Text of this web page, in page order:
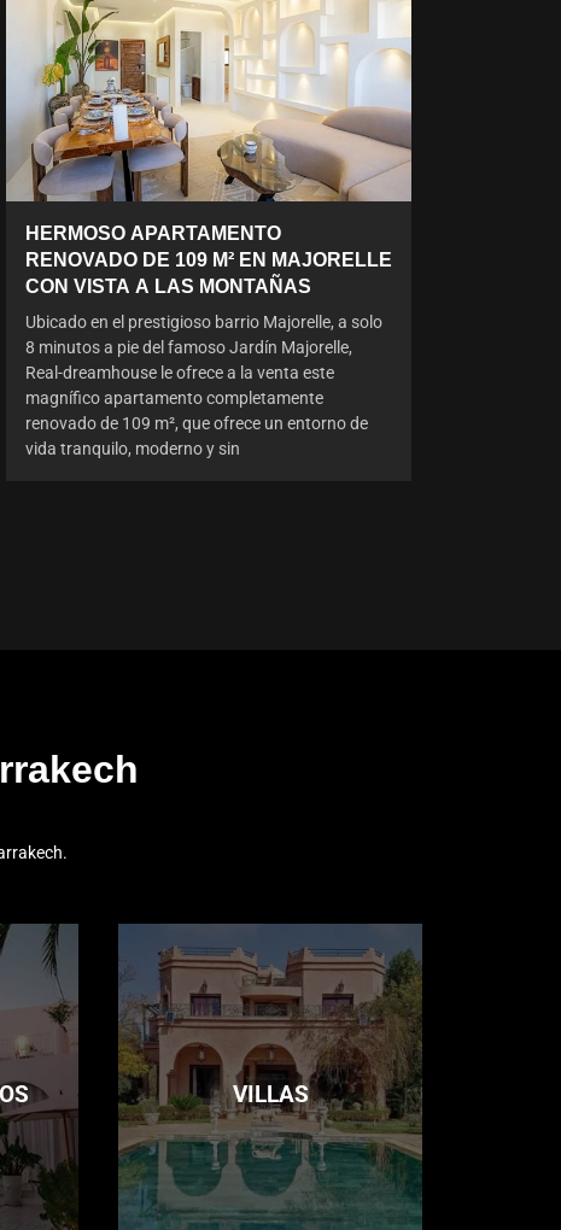
HERMOSO APARTAMENTO
RENOVADO DE 109 M² EN MAJORELLE
CON VISTA A LAS MONTAÑAS
Ubicado en el prestigioso barrio Majorelle, a solo
8 minutos a pie del famoso Jardín Majorelle,
Real-dreamhouse le ofrece a la venta este
magnífico apartamento completamente
renovado de 109 m², que ofrece un entorno de
vida tranquilo, moderno y sin
VILLAS